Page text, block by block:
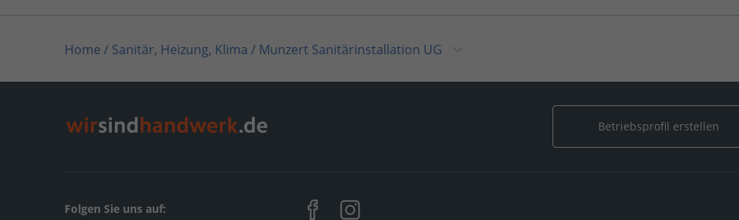
Home / Sanitär, Heizung, Klima / Munzert Sanitärinstallation UG
Home/Sanitär, Heizung, Klima / Bad & Sanitär/Munzert Sanitärinstallation UG
Home/ Sanitär, Heizung, Klima / Solar, Photovoltaik & Erneuerbare Energien
Munzert Sanitärinstallation UG
Betriebsprofil erstellen
Folgen Sie uns auf: